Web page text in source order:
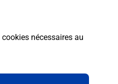
nécessaires au